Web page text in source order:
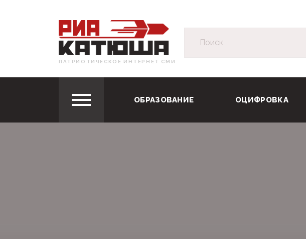
ПАТРИОТИЧЕСКОЕ ИНТЕРНЕТ СМИ
ОБРАЗОВАНИЕ ОЦИФРОВКА